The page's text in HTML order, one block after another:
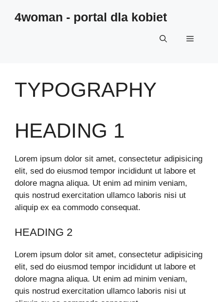
4woman - portal dla kobiet
TYPOGRAPHY
HEADING 1
Lorem ipsum dolor sit amet, consectetur adipisicing
elit, sed do eiusmod tempor incididunt ut labore et
dolore magna aliqua. Ut enim ad minim veniam,
quis nostrud exercitation ullamco laboris nisi ut
aliquip ex ea commodo consequat.
HEADING 2
Lorem ipsum dolor sit amet, consectetur adipisicing
elit, sed do eiusmod tempor incididunt ut labore et
dolore magna aliqua. Ut enim ad minim veniam,
quis nostrud exercitation ullamco laboris nisi ut